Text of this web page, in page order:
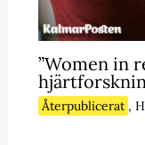
”Women in
Återpublicerat ,